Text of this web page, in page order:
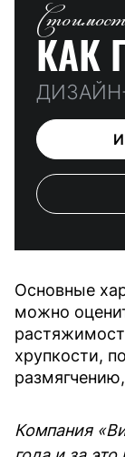
КАК
Основные
можно
хрупкости,
Компания